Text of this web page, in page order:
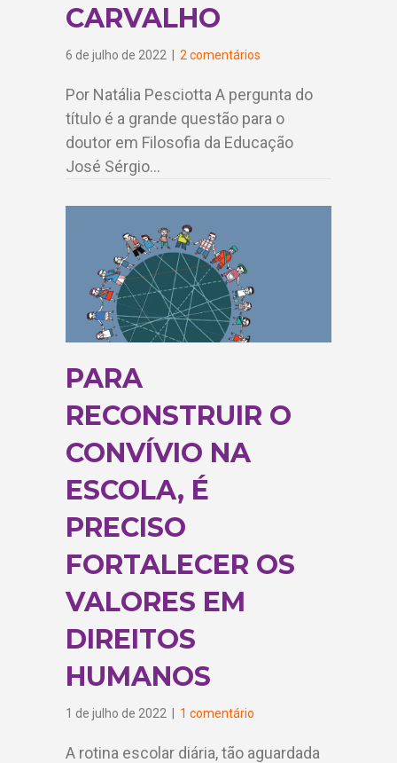
CARVALHO
6 de julho de 2022 2 comentários
Por Natália Pesciotta A pergunta do
título é a grande questão para o
doutor em Filosofia da Educação
José Sérgio…
PARA
RECONSTRUIR O
CONVÍVIO NA
ESCOLA, É
PRECISO
FORTALECER OS
VALORES EM
DIREITOS
HUMANOS
1 de julho de 2022 | 1 comentário
A rotina escolar diária, tão aguardada